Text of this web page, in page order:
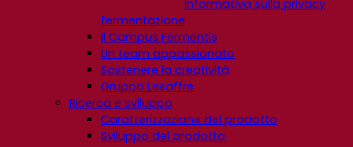
Informativa sulla privacy
fermentazione
Il Campus Fermentis
Un team appassionato
Sostenere la creatività
Gruppo Lesaffre
Ricerca e sviluppo
Caratterizzazione del prodotto
Sviluppo del prodotto